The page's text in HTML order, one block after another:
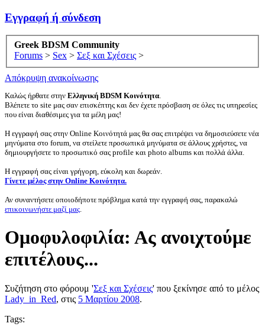
Εγγραφή ή σύνδεση
Greek BDSM Community
Forums > Sex > Σεξ και Σχέσεις >
Απόκρυψη ανακοίνωσης
Καλώς ήρθατε στην Ελληνική BDSM Κοινότητα.
Βλέπετε το site μας σαν επισκέπτης και δεν έχετε πρόσβαση σε όλες τις υπηρεσίες
που είναι διαθέσιμες για τα μέλη μας!
Η εγγραφή σας στην Online Κοινότητά μας θα σας επιτρέψει να δημοσιεύσετε νέα
μηνύματα στο forum, να στείλετε προσωπικά μηνύματα σε άλλους χρήστες, να
δημιουργήσετε το προσωπικό σας profile και photo albums και πολλά άλλα.
Η εγγραφή σας είναι γρήγορη, εύκολη και δωρεάν.
Γίνετε μέλος στην Online Κοινότητα.
Αν συναντήσετε οποιοδήποτε πρόβλημα κατά την εγγραφή σας, παρακαλώ
επικοινωνήστε μαζί μας.
Ομοφυλοφιλία: Ας ανοιχτούμε
επιτέλους...
Συζήτηση στο φόρουμ 'Σεξ και Σχέσεις' που ξεκίνησε από το μέλος
Lady_in_Red, στις 5 Μαρτίου 2008.
Tags: